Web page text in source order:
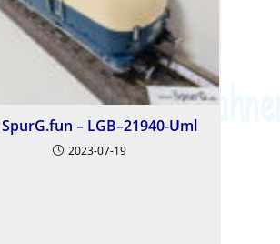
SpurG.fun – LGB–21940-Uml
2023-07-19